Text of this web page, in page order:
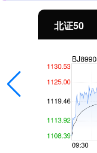
北证50